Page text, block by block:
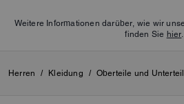
Weitere Informationen darüber, wie wir
finden Sie hier.
Herren / Kleidung / Oberteile und